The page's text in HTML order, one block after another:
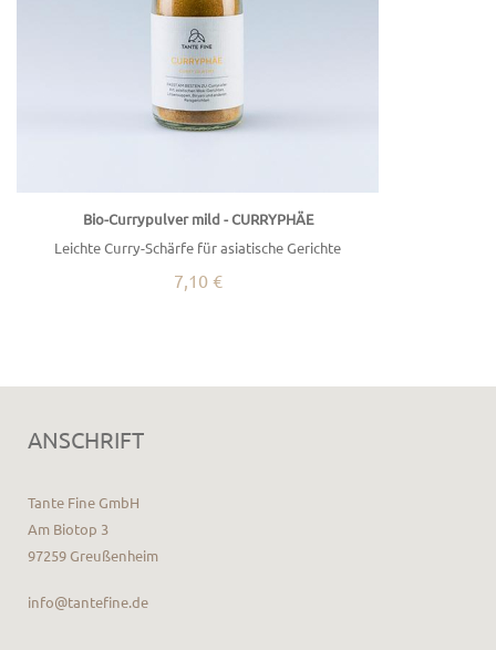
Bio-Currypulver mild - CURRYPHÄE
Leichte Curry-Schärfe für asiatische Gerichte
7,10 €
ANSCHRIFT
Tante Fine GmbH
Am Biotop 3
97259 Greußenheim
info@tantefine.de